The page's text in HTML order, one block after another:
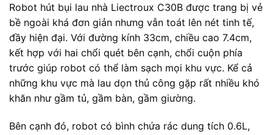
Robot hút bụi lau nhà Liectroux C30B được trang bị vẻ
bề ngoài khá đơn giản nhưng vẫn toát lên nét tinh tế,
đầy hiện đại. Với đường kính 33cm, chiều cao 7.4cm,
kết hợp với hai chổi quét bên cạnh, chổi cuộn phía
trước giúp robot có thể làm sạch mọi khu vực. Kể cả
những khu vực mà lau dọn thủ công gặp rất nhiều khó
khăn như gầm tủ, gầm bàn, gầm giường.
Bên cạnh đó, robot có bình chứa rác dung tích 0.6L,